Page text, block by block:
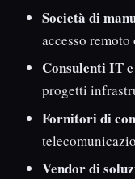
Società di
accesso
Consulenti IT
progetti
Fornitori di
Vendor di